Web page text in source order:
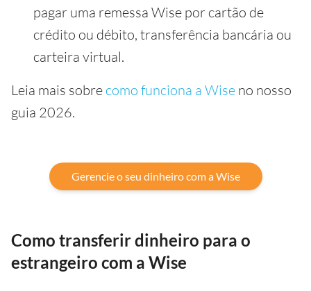
pagar uma remessa Wise por cartão de
crédito ou débito, transferência bancária ou
carteira virtual.
Leia mais sobre como funciona a Wise no nosso
guia 2026.
Gerencie o seu dinheiro com a Wise
Como transferir dinheiro para o
estrangeiro com a Wise